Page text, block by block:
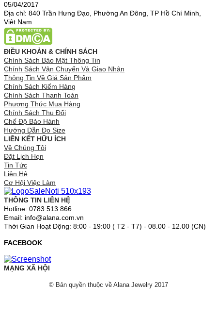
05/04/2017
Địa chỉ: 840 Trần Hưng Đạo, Phường An Đông, TP Hồ Chí Minh,
Việt Nam
ĐIỀU KHOẢN & CHÍNH SÁCH
Chính Sách Bảo Mật Thông Tin
Chính Sách Vận Chuyển Và Giao Nhận
Thông Tin Về Giá Sản Phẩm
Chính Sách Kiểm Hàng
Chính Sách Thanh Toán
Phương Thức Mua Hàng
Chính Sách Thu Đổi
Chế Độ Bảo Hành
Hướng Dẫn Đo Size
LIÊN KẾT HỮU ÍCH
Về Chúng Tôi
Đặt Lịch Hẹn
Tin Tức
Liên Hệ
Cơ Hội Việc Làm
THÔNG TIN LIÊN HỆ
Hotline: 0783 513 866
Email: info@alana.com.vn
Thời Gian Hoạt Động: 8:00 - 19:00 ( T2 - T7) - 08.00 - 12.00 (CN)
FACEBOOK
MẠNG XÃ HỘI
© Bản quyền thuộc về Alana Jewelry 2017